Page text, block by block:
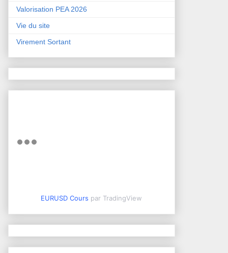
Valorisation PEA 2026
Vie du site
Virement Sortant
EURUSD Cours par TradingView